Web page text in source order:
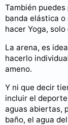
También
banda elástica
hacer Yoga, solo
La arena, es
hacerlo
ameno.
Y ni que decir
incluir el
aguas abiertas,
baño, el agua